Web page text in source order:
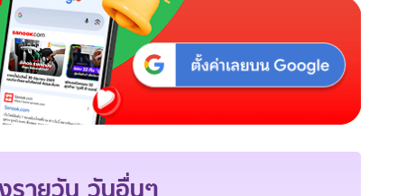
รายวัน วันอื่นๆ